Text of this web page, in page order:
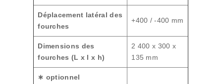
Déplacement latéral des
fourches
+400 / -400 mm
Dimensions des
fourches (L x l x h)
2 400 x 300 x
135 mm
∗ optionnel